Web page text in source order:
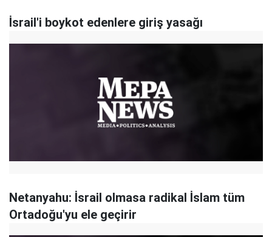
İsrail'i boykot edenlere giriş yasağı
Netanyahu: İsrail olmasa radikal İslam tüm
Ortadoğu'yu ele geçirir